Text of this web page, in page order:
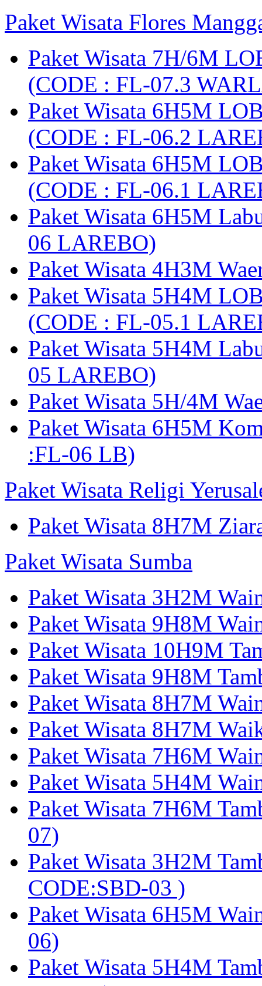
Paket Wisata Flores
Paket Wisata 7H/6M
(CODE : FL-07.3
Paket Wisata 6H5M
(CODE : FL-06.2
Paket Wisata 6H5M
(CODE : FL-06.1
Paket Wisata 6H5M
06 LAREBO)
Paket Wisata 4H3M
Paket Wisata 5H4M
(CODE : FL-05.1
Paket Wisata 5H4M
05 LAREBO)
Paket Wisata 5H/4M
Paket Wisata 6H5M
:FL-06 LB)
Paket Wisata Religi
Paket Wisata 8H7M
Paket Wisata Sumba
Paket Wisata 3H2M
Paket Wisata 9H8M
Paket Wisata 10H9M
Paket Wisata 9H8M
Paket Wisata 8H7M
Paket Wisata 8H7M
Paket Wisata 7H6M
Paket Wisata 5H4M
Paket Wisata 7H6M
07)
Paket Wisata 3H2M
CODE:SBD-03 )
Paket Wisata 6H5M
06)
Paket Wisata 5H4M